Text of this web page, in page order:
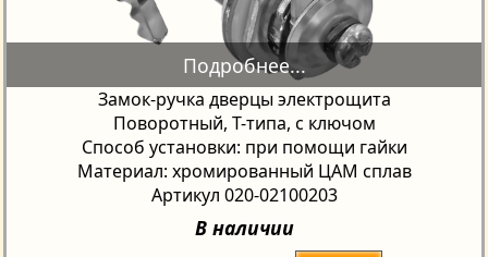
Замок-ручка дверцы электрощита
Поворотный, Т-типа, с ключом
Способ установки: при помощи гайки
Материал: хромированный ЦАМ сплав
Артикул 020-02100203
В наличии